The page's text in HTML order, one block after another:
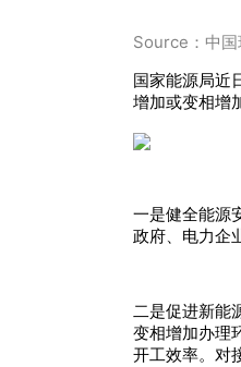
Source：中国
国家能源局近
增加或变相增
一是健全能源
政府、电力企
二是促进新能
变相增加办理
开工效率。对